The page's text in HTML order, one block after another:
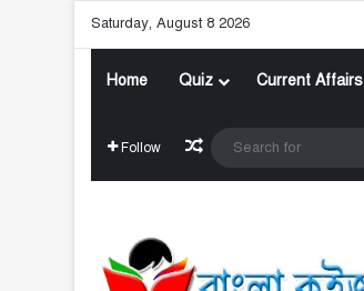
Saturday, August 8 2026
Home Quiz Current Affairs
Follow Random Article